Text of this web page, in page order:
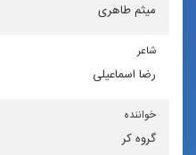
میثم طاهری
شاعر
رضا اسماعیلی
خواننده
گروه كر